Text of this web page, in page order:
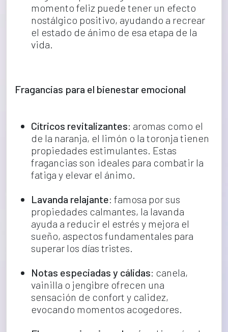
momento feliz puede tener un efecto
nostálgico positivo, ayudando a recrear
el estado de ánimo de esa etapa de la
vida.
Fragancias para el bienestar emocional
Cítricos revitalizantes: aromas como el
de la naranja, el limón o la toronja tienen
propiedades estimulantes. Estas
fragancias son ideales para combatir la
fatiga y elevar el ánimo.
Lavanda relajante: famosa por sus
propiedades calmantes, la lavanda
ayuda a reducir el estrés y mejora el
sueño, aspectos fundamentales para
superar los días tristes.
Notas especiadas y cálidas: canela,
vainilla o jengibre ofrecen una
sensación de confort y calidez,
evocando momentos acogedores.